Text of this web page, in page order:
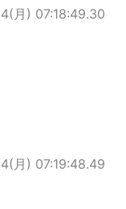
月) 07:18:49.30
月) 07:19:48.49